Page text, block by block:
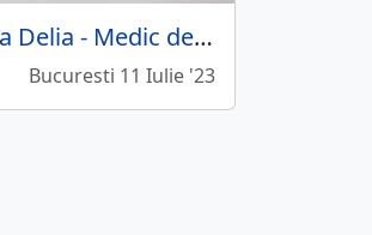
Dr. Jitea Delia - Medic de familie
Bucuresti 11 Iulie '23